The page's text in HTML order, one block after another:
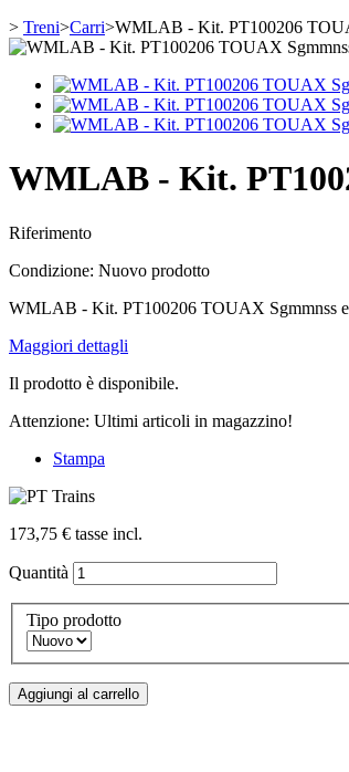
> Treni>Carri>WMLAB - Kit. PT100206
WMLAB - Kit.
Riferimento
Condizione: Nuovo prodotto
WMLAB - Kit. PT100206 TOUAX Sgmmnss
Maggiori dettagli
Il prodotto è disponibile.
Attenzione: Ultimi articoli in magazzino!
Stampa
173,75 € tasse incl.
Quantità
Tipo prodotto
Aggiungi al carrello